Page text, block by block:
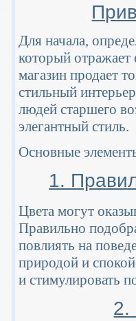
Для начала,
который отражает
магазин продает
стильный
людей старшего
элегантный стиль.
Основные
1.
Цвета могут
Правильно
повлиять на
природой и
и стимулировать
2.